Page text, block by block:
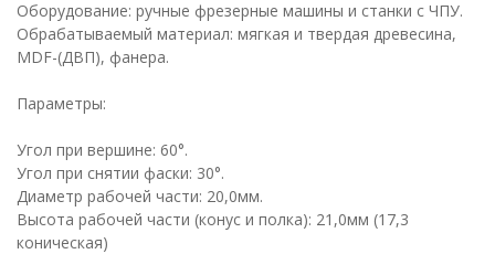
Оборудование: ручные фрезерные машины и станки с ЧПУ.
Обрабатываемый материал: мягкая и твердая древесина,
MDF-(ДВП), фанера.
Параметры:
Угол при вершине: 60°.
Угол при снятии фаски: 30°.
Диаметр рабочей части: 20,0мм.
Высота рабочей части (конус и полка): 21,0мм (17,3
коническая)